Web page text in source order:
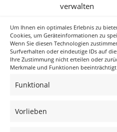
verwalten
Um Ihnen ein optimales Erlebnis zu
Cookies, um Geräteinformationen zu
Wenn Sie diesen Technologien
Surfverhalten oder eindeutige IDs auf
Ihre Zustimmung nicht erteilen oder
Merkmale und Funktionen
Funktional
Vorlieben
Neueste Kommentare
Archiv
Keine Kategorien